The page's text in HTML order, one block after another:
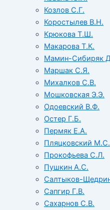
Козлов С.Г.
Коростылев В.Н.
Крюкова Т.Ш.
Макарова Т.К.
Мамин-Сибиряк
Маршак С.Я.
Михалков С.В.
Мошковская Э.Э.
Одоевский В.Ф.
Остер Г.Б.
Пермяк Е.А.
Пляцковский М.С.
Прокофьева С.Л.
Пушкин А.С.
Салтыков-
Сапгир Г.В.
Сахарнов С.В.